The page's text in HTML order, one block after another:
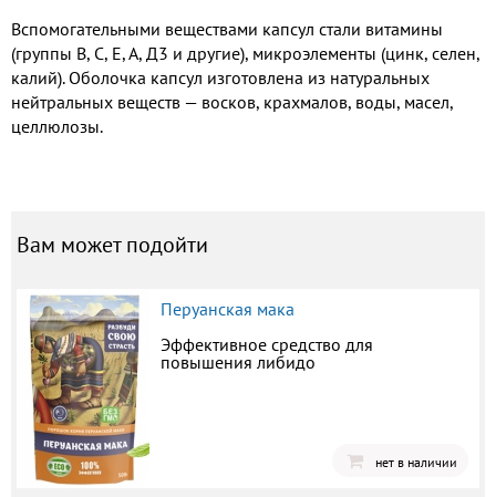
Вспомогательными веществами капсул стали витамины
(группы В, С, Е, А, Д3 и другие), микроэлементы (цинк, селен,
калий). Оболочка капсул изготовлена из натуральных
нейтральных веществ — восков, крахмалов, воды, масел,
целлюлозы.
Вам может подойти
Перуанская мака
Эффективное средство для
повышения либидо
нет в наличии